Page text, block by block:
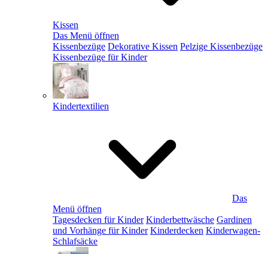
Kissen
Das Menü öffnen
Kissenbezüge Dekorative Kissen Pelzige Kissenbezüge
Kissenbezüge für Kinder
Kindertextilien
Das
Menü öffnen
Tagesdecken für Kinder Kinderbettwäsche Gardinen
und Vorhänge für Kinder Kinderdecken Kinderwagen-
Schlafsäcke